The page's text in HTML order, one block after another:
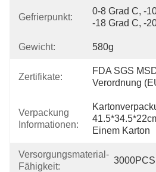
Gefrierpunkt:
0-8 Grad C, -
-18 Grad C, -
Gewicht: 580g
Zertifikate:
FDA SGS
Verordnung
Verpackung
Informationen:
Einem Karton
Versorgungsmaterial-
Fähigkeit: